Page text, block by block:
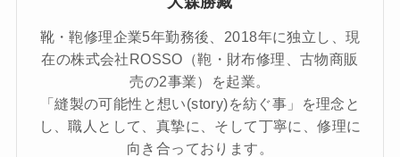
靴・鞄修理企業5年勤務後、2018年に独立し、現
在の株式会社ROSSO（鞄・財布修理、古物商販
売の2事業）を起業。
「縫製の可能性と想い(story)を紡ぐ事」を理念と
し、職人として、真摯に、そして丁寧に、修理に
向き合っております。